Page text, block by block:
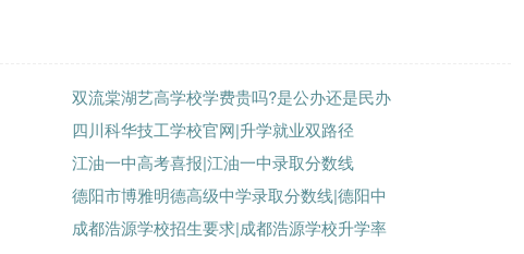
双流棠湖艺高学校学费贵吗?是公办还是民办
四川科华技工学校官网|升学就业双路径
江油一中高考喜报|江油一中录取分数线
德阳市博雅明德高级中学录取分数线|德阳中
成都浩源学校招生要求|成都浩源学校升学率